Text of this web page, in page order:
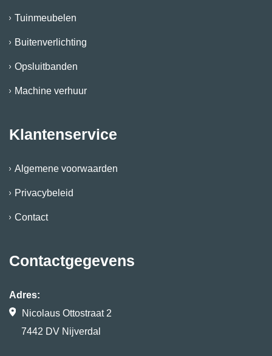
Tuinmeubelen
Buitenverlichting
Opsluitbanden
Machine verhuur
Klantenservice
Algemene voorwaarden
Privacybeleid
Contact
Contactgegevens
Adres:
Nicolaus Ottostraat 2
7442 DV Nijverdal